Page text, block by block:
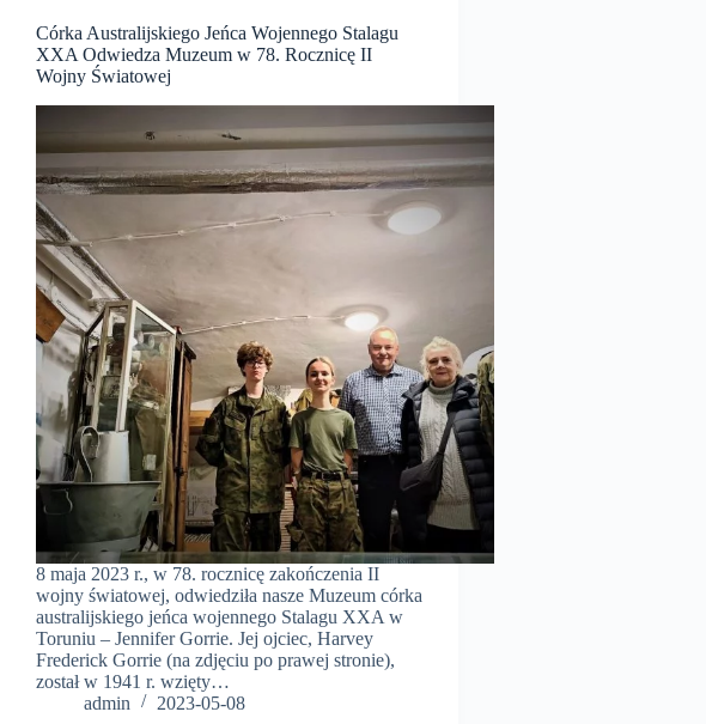
Córka Australijskiego Jeńca Wojennego Stalagu
XXA Odwiedza Muzeum w 78. Rocznicę II
Wojny Światowej
8 maja 2023 r., w 78. rocznicę zakończenia II
wojny światowej, odwiedziła nasze Muzeum córka
australijskiego jeńca wojennego Stalagu XXA w
Toruniu – Jennifer Gorrie. Jej ojciec, Harvey
Frederick Gorrie (na zdjęciu po prawej stronie),
został w 1941 r. wzięty…
admin
2023-05-08